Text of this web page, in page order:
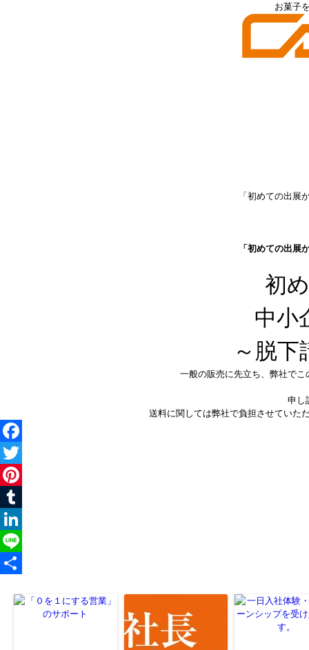
お菓子
「初めての出展
「初めての出展
初
中小
～脱下
一般の販売に先立ち、弊社で
申し
送料に関しては弊社で負担させていた